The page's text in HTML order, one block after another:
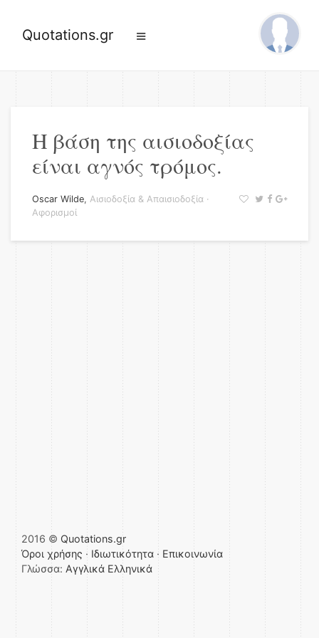
Quotations.gr
Η βάση της αισιοδοξίας
είναι αγνός τρόμος.
Oscar Wilde, Αισιοδοξία & Απαισιοδοξία ·
Αφορισμοί
2016 © Quotations.gr
Όροι χρήσης · Ιδιωτικότητα · Επικοινωνία
Γλώσσα: Αγγλικά Ελληνικά